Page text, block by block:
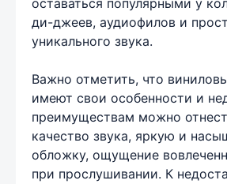
оставаться популярными у
ди-джеев, аудиофилов и
уникального звука.
Важно отметить, что
имеют свои особенности и
преимуществам можно
качество звука, яркую и
обложку, ощущение
при прослушивании. К